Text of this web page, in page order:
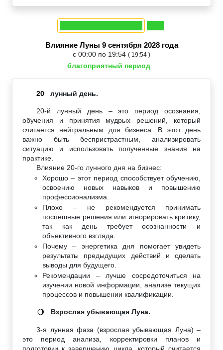
Влияние Луны 9 сентября 2028 года
с 00:00 по 19:54 ( 19:54 )
благоприятный период
20 лунный день.
20-й лунный день – это период осознания,
обучения и принятия мудрых решений, который
считается нейтральным для бизнеса. В этот день
важно быть беспристрастным, анализировать
ситуацию и использовать полученные знания на
практике.
Влияние 20-го лунного дня на бизнес:
Хорошо – этот период способствует обучению,
освоению новых навыков и повышению
профессионализма.
Плохо – не рекомендуется принимать
поспешные решения или игнорировать критику,
так как день требует осознанности и
объективного взгляда.
Почему – энергетика дня помогает увидеть
результаты предыдущих действий и сделать
выводы для будущего.
Рекомендации – лучше сосредоточиться на
изучении новой информации, анализе текущих
процессов и повышении квалификации.
🌖 Взрослая убывающая Луна.
3-я лунная фаза (взрослая убывающая Луна) –
это период анализа, корректировки планов и
подготовки к завершению цикла, который считается